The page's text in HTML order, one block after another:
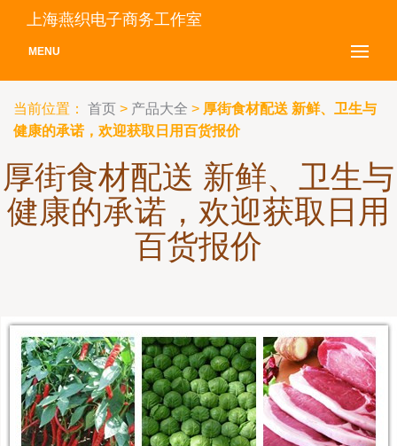
上海燕织电子商务工作室
MENU
当前位置： 首页 > 产品大全 > 厚街食材配送 新鲜、卫生与
健康的承诺，欢迎获取日用百货报价
厚街食材配送 新鲜、卫生与
健康的承诺，欢迎获取日用
百货报价